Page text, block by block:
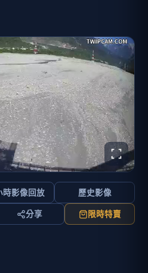
時影像回放 歷史影像
分享 限時特賣